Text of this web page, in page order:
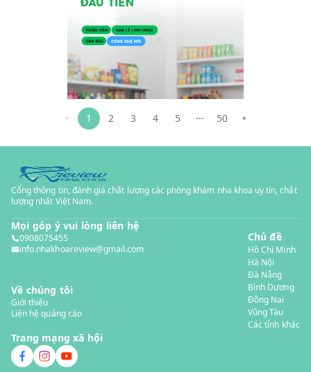
1 2 3 4 5 50
Cổng thông tin, đánh giá chất lượng các phòng khám nha khoa uy tín, chất
lượng nhất Việt Nam.
Mọi góp ý vui lòng liên hệ
0908075455
info.nhakhoareview@gmail.com
Về chúng tôi
Giới thiệu
Liên hệ quảng cáo
Trang mạng xã hội
Chủ đề
Hồ Chí Minh
Hà Nội
Đà Nẵng
Bình Dương
Đồng Nai
Vũng Tàu
Các tỉnh khác